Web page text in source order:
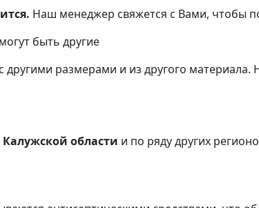
Наш менеджер свяжется с Вами, чтобы
быть другие
размерами и из другого материала.
Калужской области и по ряду других